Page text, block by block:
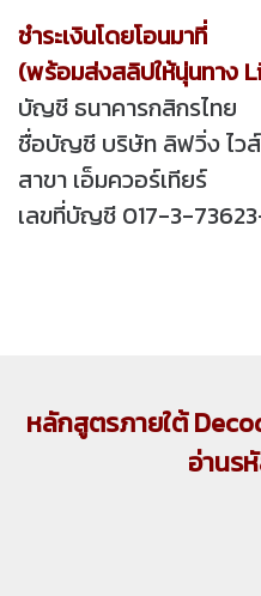
ชำระเงินโดยโอนมาที่
(พร้อมส่งสลิปให้นุ่นทาง
บัญชี ธนาคารกสิกรไทย
ชื่อบัญชี บริษัท ลิฟวิ่ง ไว
สาขา เอ็มควอร์เทียร์
เลขที่บัญชี 017-3-
หลักสูตรภายใต้
อ่านร